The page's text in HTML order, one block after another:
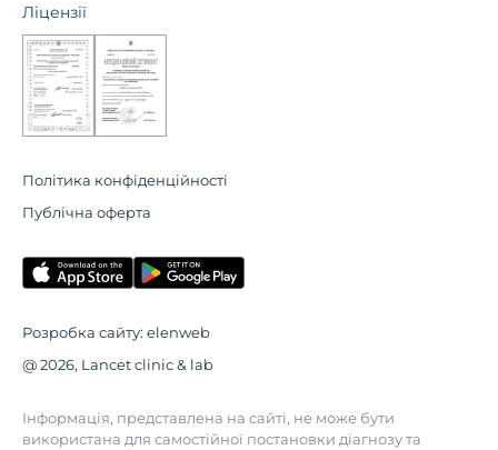
Ліцензії
Політика конфіденційності
Публічна оферта
Розробка сайту: elenweb
@ 2026, Lancet clinic & lab
Інформація, представлена на сайті, не може бути
використана для самостійної постановки діагнозу та